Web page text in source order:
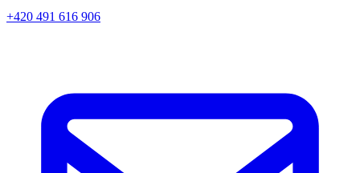
+420 491 616 906